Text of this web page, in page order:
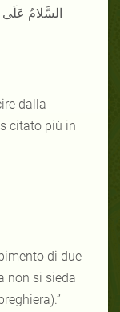
السَّلامُ
dalla
citato più in
di due
non si sieda